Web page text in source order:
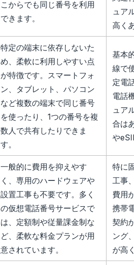
こからでも同じ番号を利用
できます。
ュア
高く
特定の端末に依存しないた
め、柔軟に利用しやすい点
が特徴です。スマートフォ
ン、タブレット、パソコン
など複数の端末で同じ番号
を使ったり、1つの番号を複
数人で共有したりできま
す。
基本
線で
定電
電話
ュア
合は
や
一般的に費用を抑えやす
く、専用のハードウェアや
設置工事も不要です。多く
の仮想電話番号サービスで
は、定額制や従量課金制な
ど、柔軟な料金プランが用
意されています。
特に
工事
費用
携帯
契約
ング
が高